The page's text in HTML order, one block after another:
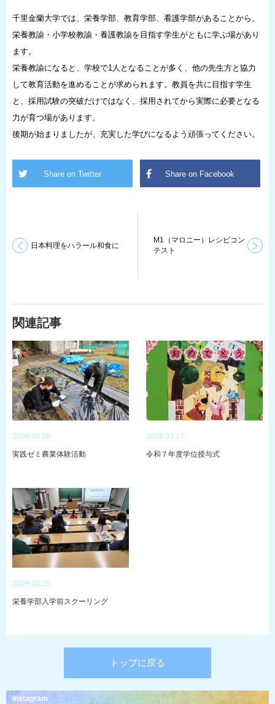
千里金蘭大学では、栄養学部、教育学部、看護学部があることから、
栄養教諭・小学校教諭・養護教諭を目指す学生がともに学ぶ場があり
ます。
栄養教諭になると、学校で1人となることが多く、他の先生方と協力
して教育活動を進めることが求められます。教員を共に目指す学生
と、採用試験の突破だけではなく、採用されてから実際に必要となる
力が育つ場があります。
後期が始まりましたが、充実した学びになるよう頑張ってください。
関連記事
2026.05.08
実践ゼミ農業体験活動
2026.03.17
令和７年度学位授与式
2026.03.10
栄養学部入学前スクーリング
日本料理をハラール和食に
M1（マロニー）レシピコン
テスト
トップに戻る
Instagram